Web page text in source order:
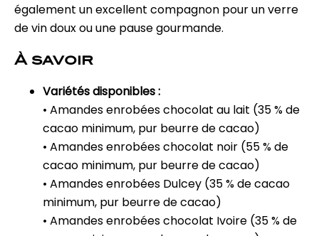
également un excellent compagnon pour un verre
de vin doux ou une pause gourmande.
À savoir
Variétés disponibles :
• Amandes enrobées chocolat au lait (35 % de
cacao minimum, pur beurre de cacao)
• Amandes enrobées chocolat noir (55 % de
cacao minimum, pur beurre de cacao)
• Amandes enrobées Dulcey (35 % de cacao
minimum, pur beurre de cacao)
• Amandes enrobées chocolat Ivoire (35 % de